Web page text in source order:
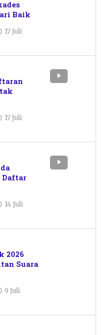
Baik
17 Juli
17 Juli
Daftar
14 Juli
2026
Suara
9 Juli